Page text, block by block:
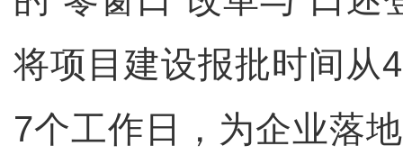
将项目建设报批时间从
7个工作日，为企业落